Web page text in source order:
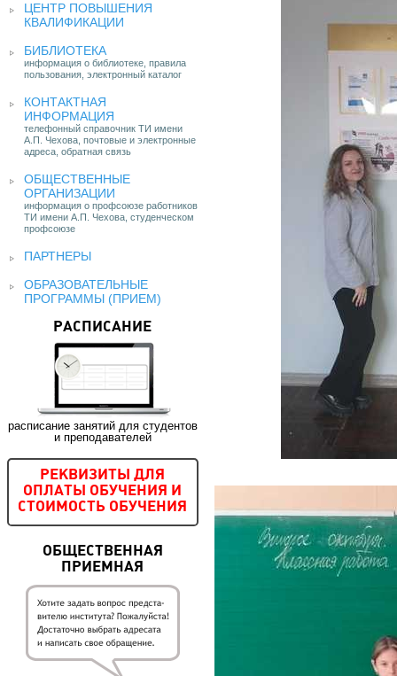
ЦЕНТР ПОВЫШЕНИЯ
КВАЛИФИКАЦИИ
БИБЛИОТЕКА
информация о библиотеке, правила
пользования, электронный каталог
КОНТАКТНАЯ
ИНФОРМАЦИЯ
телефонный справочник ТИ имени
А.П. Чехова, почтовые и электронные
адреса, обратная связь
ОБЩЕСТВЕННЫЕ
ОРГАНИЗАЦИИ
информация о профсоюзе работников
ТИ имени А.П. Чехова, студенческом
профсоюзе
ПАРТНЕРЫ
ОБРАЗОВАТЕЛЬНЫЕ
ПРОГРАММЫ (ПРИЕМ)
РАСПИСАНИЕ
расписание занятий для студентов
и преподавателей
РЕКВИЗИТЫ ДЛЯ
ОПЛАТЫ ОБУЧЕНИЯ И
СТОИМОСТЬ ОБУЧЕНИЯ
ОБЩЕСТВЕННАЯ
ПРИЕМНАЯ